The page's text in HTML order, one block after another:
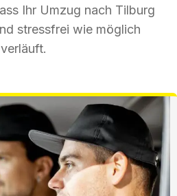
Ihr Umzug nach Tilburg
stressfrei wie möglich
verläuft.